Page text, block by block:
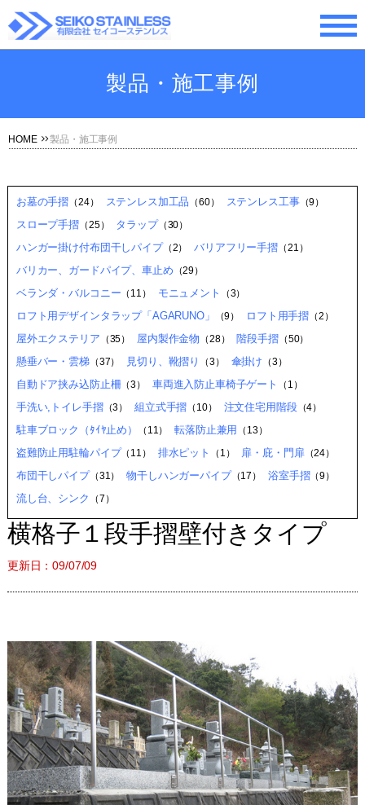
製品・施工事例
HOME 製品・施工事例
お墓の手摺 （24） ステンレス加工品 （60） ステンレス工事（9）
スロープ手摺 （25） タラップ（30）
ハンガー掛け付布団干しパイプ（2） バリアフリー手摺（21）
バリカー、ガードパイプ、車止め （29）
ベランダ・バルコニー （11） モニュメント （3）
ロフト用デザインタラップ「AGARUNO」 （9） ロフト用手摺 （2）
屋外エクステリア （35） 屋内製作金物 （28） 階段手摺（50）
懸垂バー・雲梯（37） 見切り、靴摺り （3） 傘掛け （3）
自動ドア挟み込防止柵 （3） 車両進入防止車椅子ゲート （1）
手洗い,トイレ手摺（3） 組立式手摺 （10） 注文住宅用階段（4）
駐車ブロック（ﾀｲﾔ止め） （11） 転落防止兼用 （13）
盗難防止用駐輪パイプ（11） 排水ピット （1） 扉・庇・門扉（24）
布団干しパイプ（31） 物干しハンガーパイプ（17） 浴室手摺（9）
流し台、シンク （7）
横格子１段手摺壁付きタイプ
更新日：09/07/09